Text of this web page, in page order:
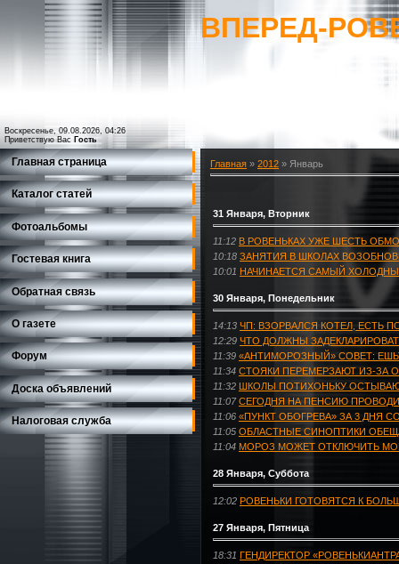
Воскресенье, 09.08.2026, 04:26
Приветствую Вас Гость
ВПЕРЕД-
Главная страница
Каталог статей
Фотоальбомы
Гостевая книга
Обратная связь
О газете
Форум
Доска объявлений
Налоговая служба
Главная » 2012 » Январь
31 Января, Вторник
11:12 В РОВЕНЬКАХ УЖЕ ШЕСТЬ
10:18 ЗАНЯТИЯ В ШКОЛАХ
10:01 НАЧИНАЕТСЯ САМЫЙ
30 Января, Понедельник
14:13 ЧП: ВЗОРВАЛСЯ КОТЕЛ, ЕСТЬ
12:29 ЧТО ДОЛЖНЫ
11:39 «АНТИМОРОЗНЫЙ» СОВЕТ:
11:34 СТОЯКИ ПЕРЕМЕРЗАЮТ ИЗ-ЗА
11:32
ШКОЛЫ ПОТИХОНЬКУ
11:07 СЕГОДНЯ НА ПЕНСИЮ
11:06 «ПУНКТ ОБОГРЕВА» ЗА 3 ДНЯ
11:05 ОБЛАСТНЫЕ СИНОПТИКИ
11:04 МОРОЗ МОЖЕТ ОТКЛЮЧИТЬ
28 Января, Суббота
12:02 РОВЕНЬКИ ГОТОВЯТСЯ К
27 Января, Пятница
18:31 ГЕНДИРЕКТОР